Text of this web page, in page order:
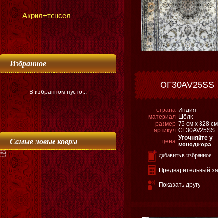
Акрил+тенсел
Избранное
В избранном пусто...
Самые новые ковры

ОГ30AV25SS
страна Индия
материал Шёлк
размер 75 см х 328 см
артикул ОГ30AV25SS
цена Уточняйте у
менеджера
добавить в избранное
Предварительный
Показать другу